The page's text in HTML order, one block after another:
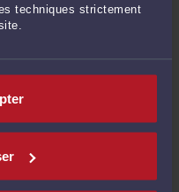
techniques strictement
< 130 >